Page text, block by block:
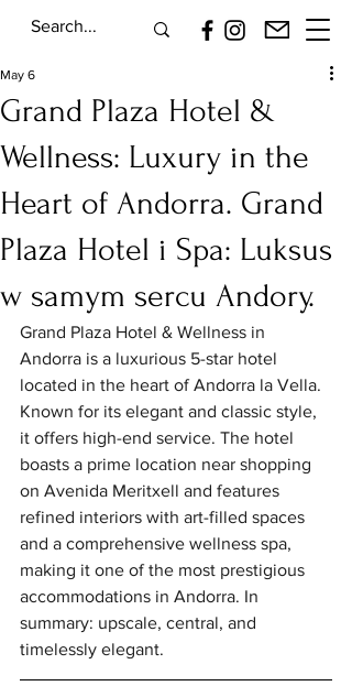
Grand Plaza Hotel &
Wellness: Luxury in the
Heart of Andorra. Grand
Plaza Hotel i Spa: Luksus
w samym sercu Andory.
May 6
Grand Plaza Hotel & Wellness in
Andorra is a luxurious 5-star hotel
located in the heart of Andorra la Vella.
Known for its elegant and classic style,
it offers high-end service. The hotel
boasts a prime location near shopping
on Avenida Meritxell and features
refined interiors with art-filled spaces
and a comprehensive wellness spa,
making it one of the most prestigious
accommodations in Andorra. In
summary: upscale, central, and
timelessly elegant.